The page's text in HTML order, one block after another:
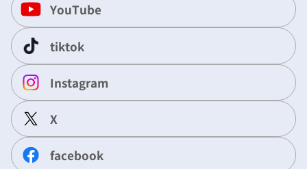
YouTube
tiktok
Instagram
X
facebook